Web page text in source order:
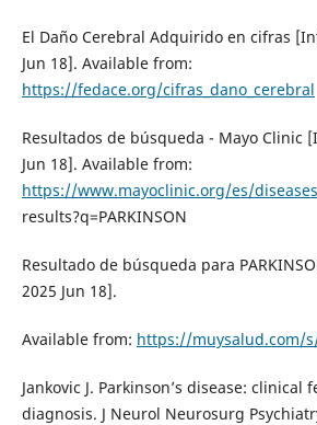
El Daño Cerebral Adquirido en cifras
Jun 18]. Available from:
https://fedace.org/cifras_dano_cerebral
Resultados de búsqueda - Mayo Clinic
Jun 18]. Available from:
https://www.mayoclinic.org/es/
results?q=PARKINSON
Resultado de búsqueda para
2025 Jun 18].
Available from: https://muysalud.com/s/
Jankovic J. Parkinson’s disease: clinical
diagnosis. J Neurol Neurosurg